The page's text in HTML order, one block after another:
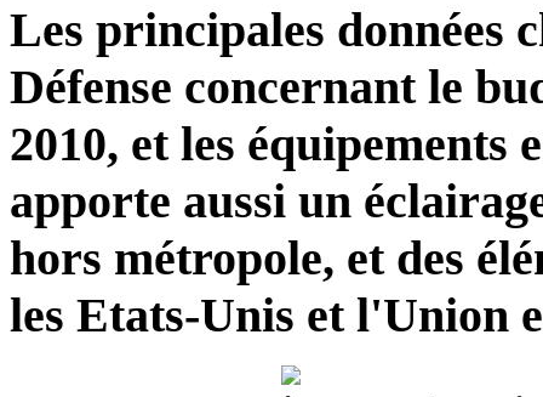
Les principales données
Défense concernant le
2010, et les équipements
apporte aussi un
hors métropole, et des
les Etats-Unis et l'Union